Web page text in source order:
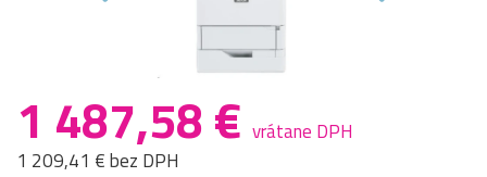
1 487,58 € vrátane DPH
1 209,41 € bez DPH